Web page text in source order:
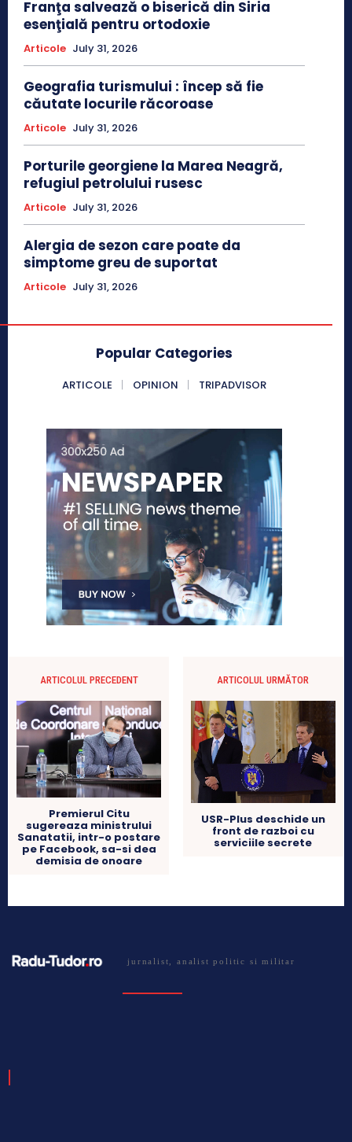
Franţa salvează o biserică din Siria
esenţială pentru ortodoxie
Articole July 31, 2026
Geografia turismului : încep să fie
căutate locurile răcoroase
Articole July 31, 2026
Porturile georgiene la Marea Neagră,
refugiul petrolului rusesc
Articole July 31, 2026
Alergia de sezon care poate da
simptome greu de suportat
Articole July 31, 2026
Popular Categories
ARTICOLE OPINION TRIPADVISOR
ARTICOLUL PRECEDENT
Premierul Citu
sugereaza ministrului
Sanatatii, intr-o postare
pe Facebook, sa-si dea
demisia de onoare
ARTICOLUL URMĂTOR
USR-Plus deschide un
front de razboi cu
serviciile secrete
jurnalist, analist politic si militar